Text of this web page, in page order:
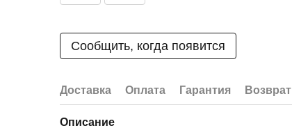
Сообщить, когда появится
Доставка Оплата Гарантия Возврат
Описание